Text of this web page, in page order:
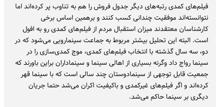
فیلم‌های کمدی رتبه‌های دیگر جدول فروش را هم به تناوب پر کرده‌اند اما
نتوانسته‌اند موفقیت چندانی کسب کنند و برهمین اساس برخی
کارشناسان معتقدند میزان استقبال مردم از فیلم‌های کمدی رو به افول
است. البته این تحلیل بیشتر مربوط به جماعت سینمارویی می‌شود که در
دو، سه سال گذشته با انتخاب فیلم‌های کمدی، موج کمدی‌سازی را در
سینما رواج داد وگرنه بسیاری از اهالی سینما و سینماداران براین باورند که
جمعیت قابل توجهی از سینمادوستان چند سالی است که با سینما قهر
کرده‌اند و اگر فیلم‌های غیرکمدی و باکیفیت اکران می‌شد حتما جریان
دیگری بر سینما حاکم می‌شد.